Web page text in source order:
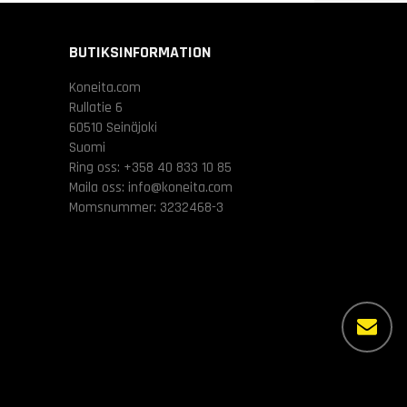
BUTIKSINFORMATION
Koneita.com
Rullatie 6
60510 Seinäjoki
Suomi
Ring oss: +358 40 833 10 85
Maila oss: info@koneita.com
Momsnummer: 3232468-3